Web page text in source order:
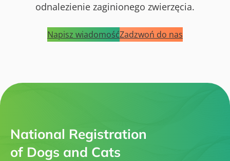
odnalezienie zaginionego zwierzęcia.
Napisz wiadomośćZadzwoń do nas
National Registration
of Dogs and Cats